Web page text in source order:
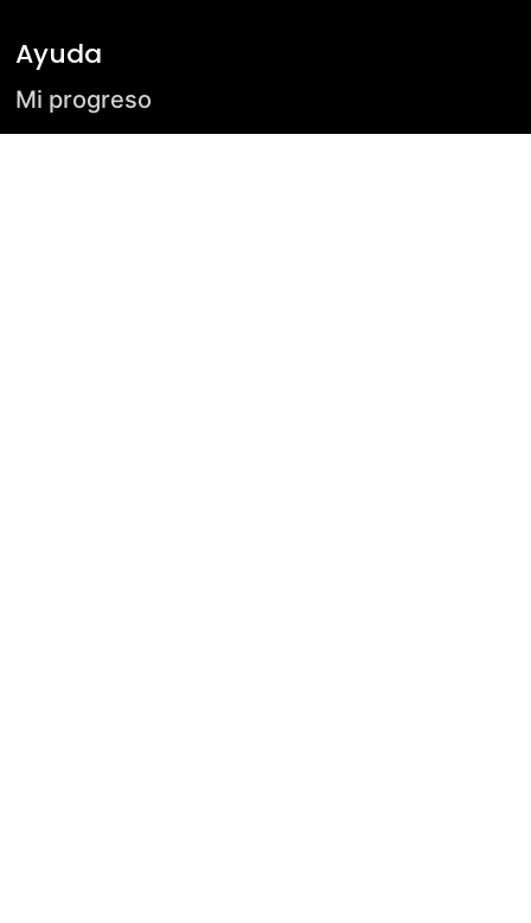
Ayuda
Mi progreso